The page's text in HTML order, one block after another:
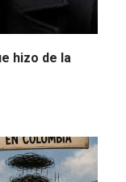
hizo de la